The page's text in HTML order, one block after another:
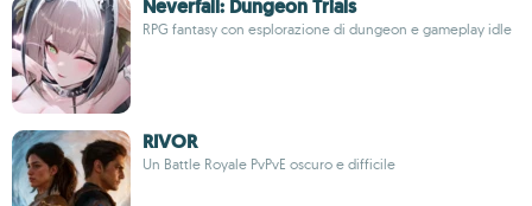
Neverfall: Dungeon Trials
RPG fantasy con esplorazione di dungeon e gameplay idle
RIVOR
Un Battle Royale PvPvE oscuro e difficile